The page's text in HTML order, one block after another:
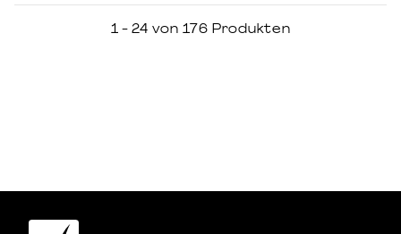
1 - 24 von 176 Produkten